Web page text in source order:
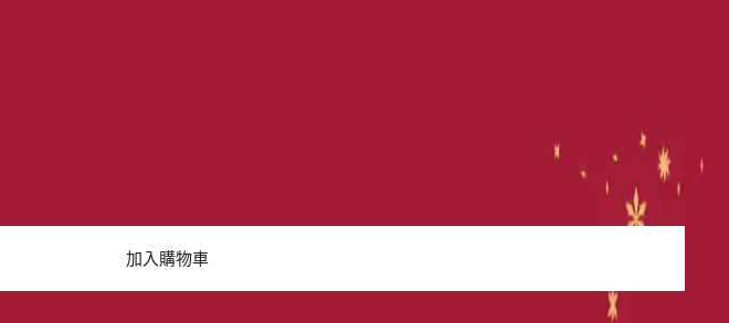
加入購物車